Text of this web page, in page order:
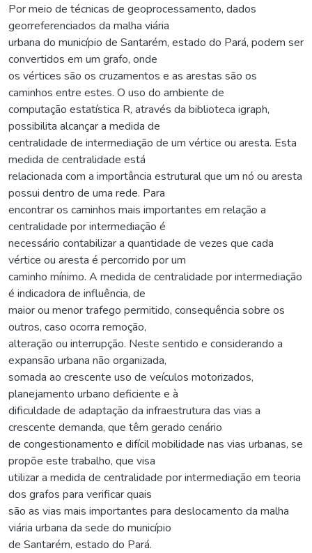
Por meio de técnicas de geoprocessamento, dados
georreferenciados da malha viária
urbana do município de Santarém, estado do Pará, podem ser
convertidos em um grafo, onde
os vértices são os cruzamentos e as arestas são os
caminhos entre estes. O uso do ambiente de
computação estatística R, através da biblioteca igraph,
possibilita alcançar a medida de
centralidade de intermediação de um vértice ou aresta. Esta
medida de centralidade está
relacionada com a importância estrutural que um nó ou aresta
possui dentro de uma rede. Para
encontrar os caminhos mais importantes em relação a
centralidade por intermediação é
necessário contabilizar a quantidade de vezes que cada
vértice ou aresta é percorrido por um
caminho mínimo. A medida de centralidade por intermediação
é indicadora de influência, de
maior ou menor trafego permitido, consequência sobre os
outros, caso ocorra remoção,
alteração ou interrupção. Neste sentido e considerando a
expansão urbana não organizada,
somada ao crescente uso de veículos motorizados,
planejamento urbano deficiente e à
dificuldade de adaptação da infraestrutura das vias a
crescente demanda, que têm gerado cenário
de congestionamento e difícil mobilidade nas vias urbanas, se
propõe este trabalho, que visa
utilizar a medida de centralidade por intermediação em teoria
dos grafos para verificar quais
são as vias mais importantes para deslocamento da malha
viária urbana da sede do município
de Santarém, estado do Pará.